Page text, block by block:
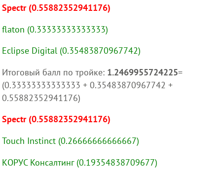
Spectr (0.55882352941176)
flaton (0.33333333333333)
Eclipse Digital (0.35483870967742)
Итоговый балл по тройке: 1.2469955724225=
(0.33333333333333 + 0.35483870967742 +
0.55882352941176)
Spectr (0.55882352941176)
Touch Instinct (0.26666666666667)
КОРУС Консалтинг (0.19354838709677)